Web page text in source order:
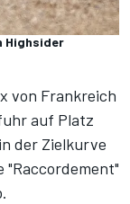
Highsider
von Frankreich
auf Platz
der Zielkurve